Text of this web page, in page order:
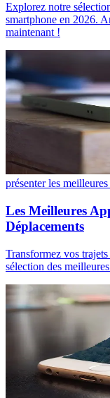
Explorez notre
smartphone en 2026.
maintenant !
présenter les
Les Meilleures
Déplacements
Transformez vos
sélection des